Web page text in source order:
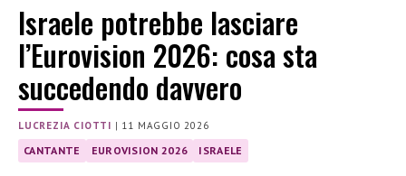
Israele potrebbe lasciare
l’Eurovision 2026: cosa sta
succedendo davvero
LUCREZIA CIOTTI | 11 MAGGIO 2026
CANTANTE EUROVISION 2026 ISRAELE